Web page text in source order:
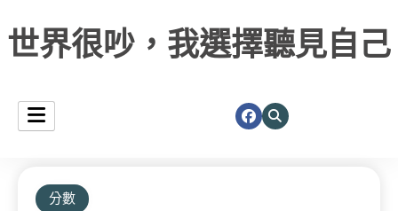
世界很吵，我選擇聽見自己
分數